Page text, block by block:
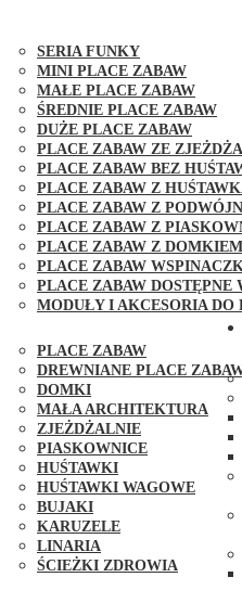
SERIA FUNKY
MINI PLACE ZABAW
MAŁE PLACE ZABAW
ŚREDNIE PLACE ZABAW
DUŻE PLACE ZABAW
PLACE ZABAW ZE
PLACE ZABAW BEZ
PLACE ZABAW Z
PLACE ZABAW Z
PLACE ZABAW Z
PLACE ZABAW Z DOMKIEM
PLACE ZABAW
PLACE ZABAW DOSTĘPNE
MODUŁY I AKCESORIA DO
PLACE ZABAW
DREWNIANE PLACE
DOMKI
MAŁA ARCHITEKTURA
ZJEŻDŻALNIE
PIASKOWNICE
HUŚTAWKI
HUŚTAWKI WAGOWE
BUJAKI
KARUZELE
LINARIA
ŚCIEŻKI ZDROWIA